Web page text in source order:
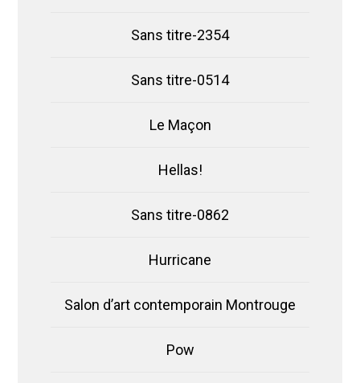
Sans titre-2354
Sans titre-0514
Le Maçon
Hellas!
Sans titre-0862
Hurricane
Salon d’art contemporain Montrouge
Pow